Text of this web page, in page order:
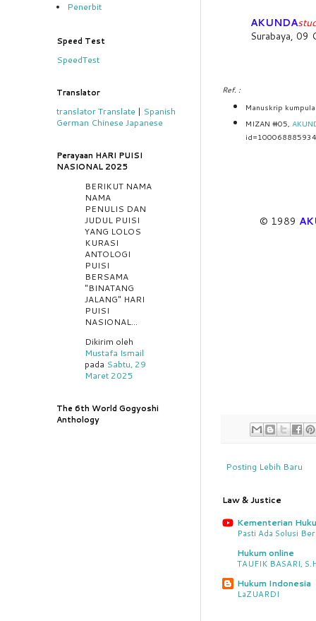
AKUNDA
Surabaya,
Ref. :
Manuskrip
MIZAN #05,
© 1989
Posting Lebih Baru
Law & Justice
Kementerian
Pasti Ada Solusi
Hukum online
TAUFIK BASARI,
Hukum Indonesia
LaZUARDI
Penerbit
Speed Test
SpeedTest
Translator
translatorTranslate | Spanish
German Chinese Japanese
Perayaan HARI PUISI
NASIONAL 2025
BERIKUT NAMA
NAMA
PENULIS DAN
JUDUL PUISI
YANG LOLOS
KURASI
ANTOLOGI
PUISI
BERSAMA
"BINATANG
JALANG" HARI
PUISI
NASIONAL...
Dikirim oleh
Mustafa Ismail
pada Sabtu, 29
Maret 2025
The 6th World Gogyoshi
Anthology